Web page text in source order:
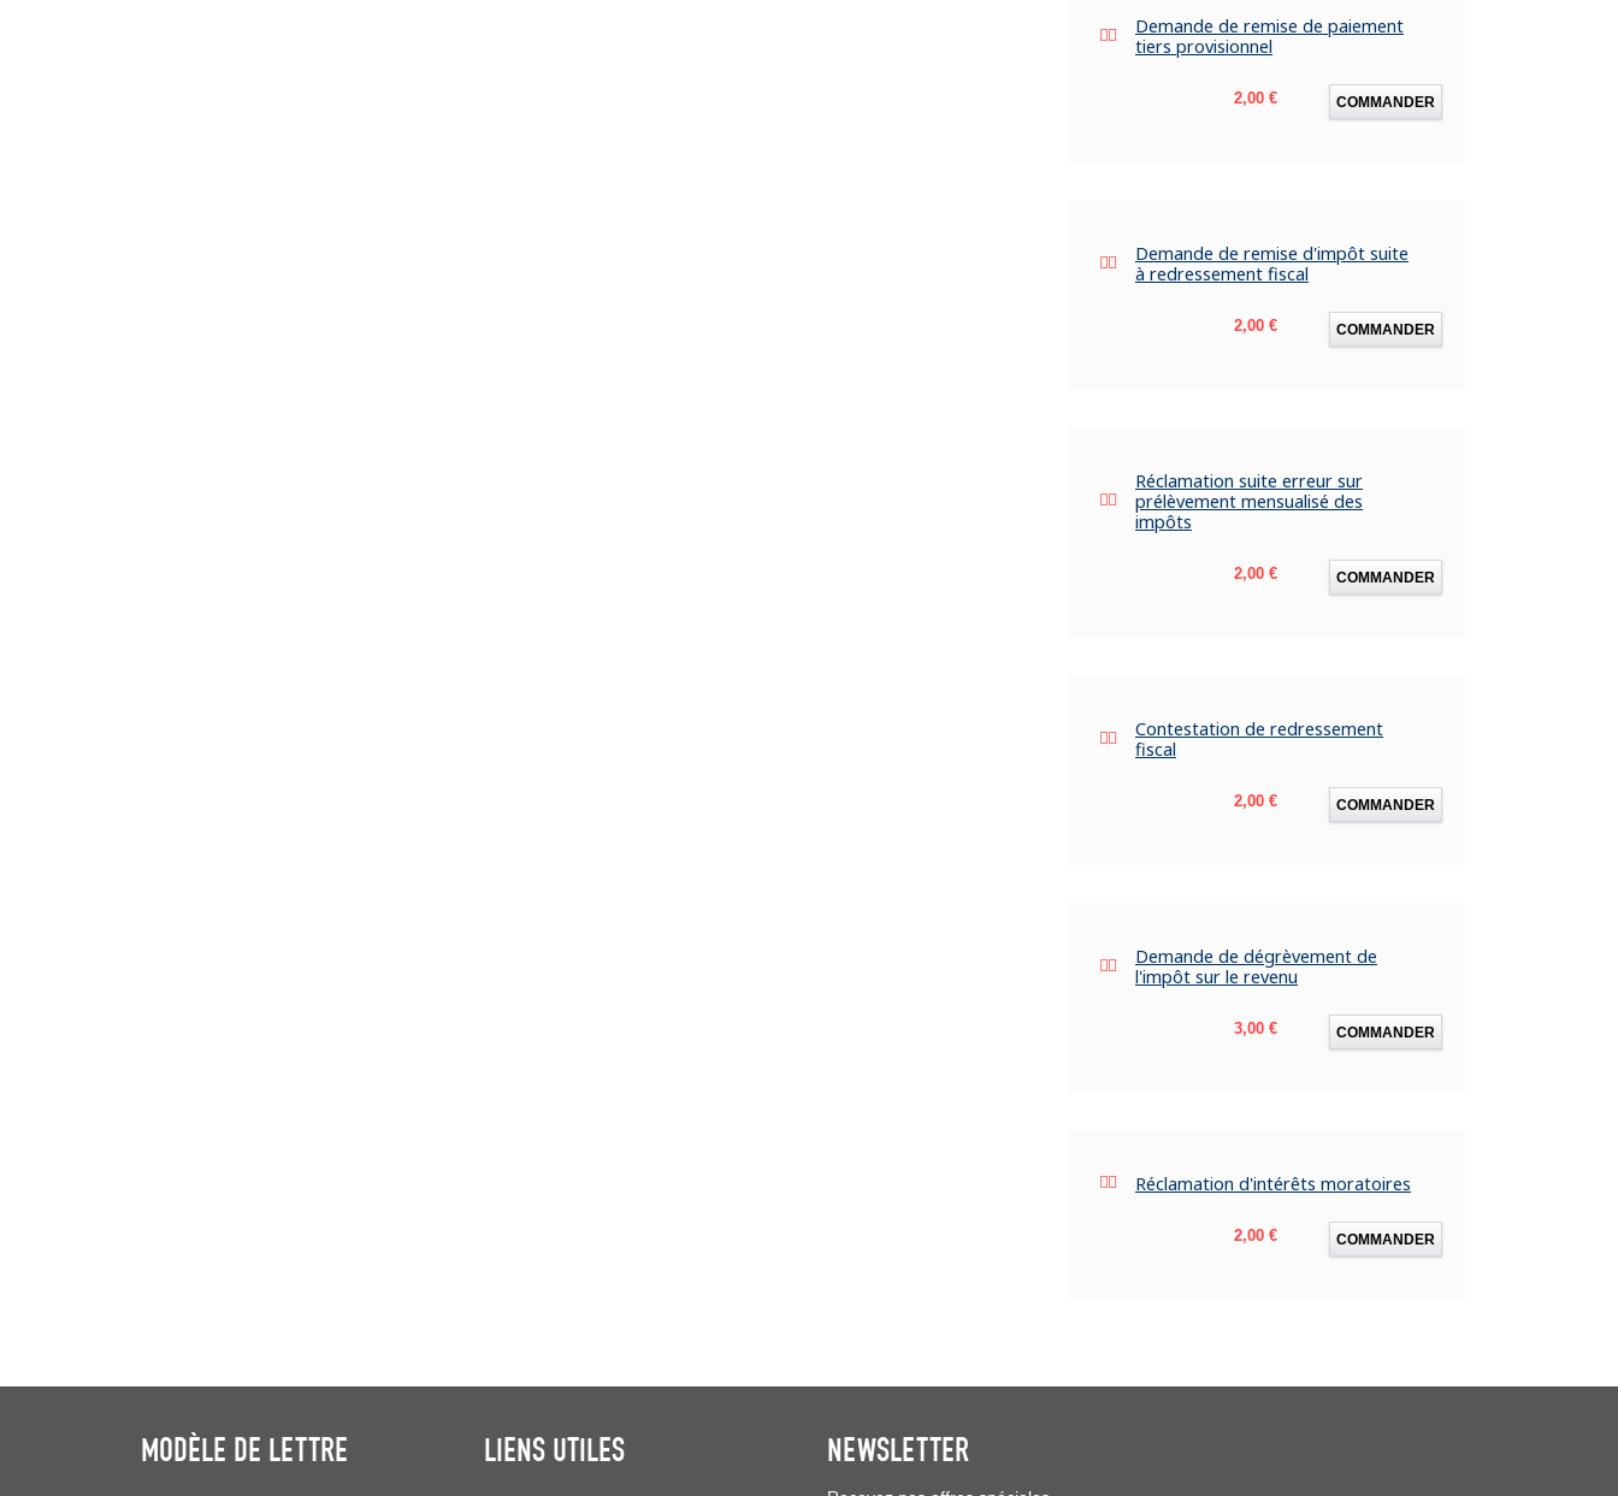
Demande de remise de paiement
tiers provisionnel
Prix
2,00 € COMMANDER
Demande de remise d'impôt suite
à redressement fiscal
Prix
2,00 € COMMANDER
Réclamation suite erreur sur
prélèvement mensualisé des
impôts
Prix
2,00 € COMMANDER
Contestation de redressement
fiscal
Prix
2,00 € COMMANDER
Demande de dégrèvement de
l'impôt sur le revenu
Prix
3,00 € COMMANDER
Réclamation d'intérêts moratoires
Prix
2,00 € COMMANDER
MODÈLE DE LETTRE LIENS UTILES NEWSLETTER